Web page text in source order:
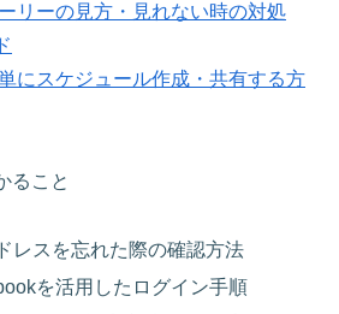
リーの見方・見れない時の対処
にスケジュール作成・共有する方
ること
レスを忘れた際の確認方法
を活用したログイン手順